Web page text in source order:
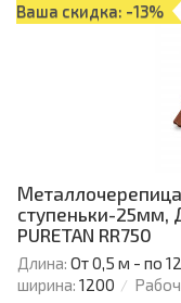
Ваша скидка: -13%
ступеньки-25мм,
PURETAN RR750
Длина: От 0,5 м - по
ширина: 1200